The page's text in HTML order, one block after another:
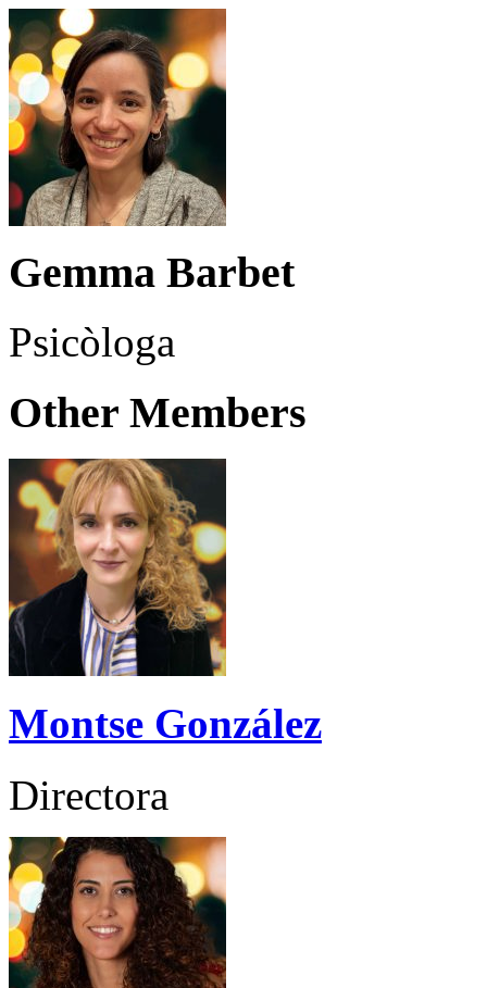
Gemma Barbet
Psicòloga
Other Members
Montse González
Directora